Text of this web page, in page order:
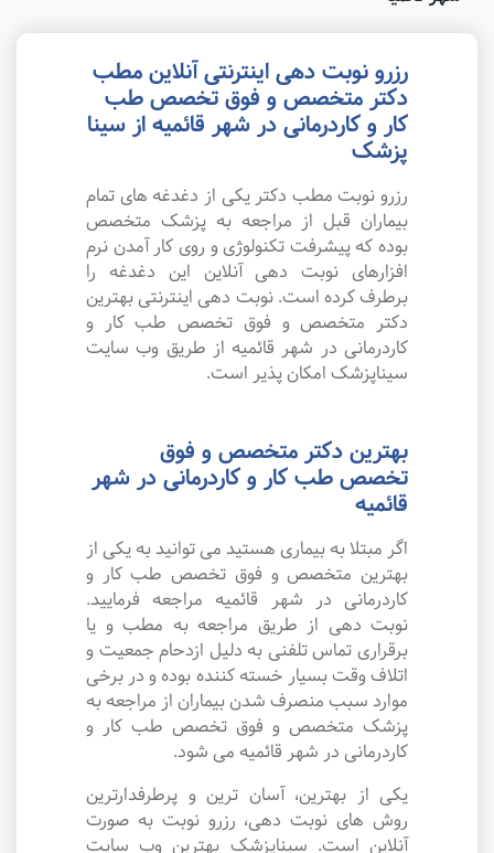
رزرو نوبت دهی اینترنتی آنلاین مطب
دکتر متخصص و فوق تخصص طب
کار و کاردرمانی در شهر قائمیه از سینا
پزشک
رزرو نوبت مطب دکتر یکی از دغدغه های تمام
بیماران قبل از مراجعه به پزشک متخصص
بوده که پیشرفت تکنولوژی و روی کار آمدن نرم
افزارهای نوبت دهی آنلاین این دغدغه را
برطرف کرده است. نوبت دهی اینترنتی بهترین
دکتر متخصص و فوق تخصص طب کار و
کاردرمانی در شهر قائمیه از طریق وب سایت
سیناپزشک امکان پذیر است.
بهترین دکتر متخصص و فوق
تخصص طب کار و کاردرمانی در شهر
قائمیه
اگر مبتلا به بیماری هستید می توانید به یکی از
بهترین متخصص و فوق تخصص طب کار و
کاردرمانی در شهر قائمیه مراجعه فرمایید.
نوبت دهی از طریق مراجعه به مطب و یا
برقراری تماس تلفنی به دلیل ازدحام جمعیت و
اتلاف وقت بسیار خسته کننده بوده و در برخی
موارد سبب منصرف شدن بیماران از مراجعه به
پزشک متخصص و فوق تخصص طب کار و
کاردرمانی در شهر قائمیه می شود.
یکی از بهترین، آسان ترین و پرطرفدارترین
روش های نوبت دهی، رزرو نوبت به صورت
آنلاین است. سیناپزشک بهترین وب سایت